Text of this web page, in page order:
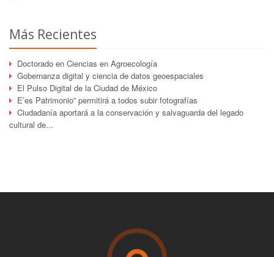
Más Recientes
Doctorado en Ciencias en Agroecología
Gobernanza digital y ciencia de datos geoespaciales
El Pulso Digital de la Ciudad de México
E’es Patrimonio” permitirá a todos subir fotografías
Ciudadanía aportará a la conservación y salvaguarda del legado
cultural de...